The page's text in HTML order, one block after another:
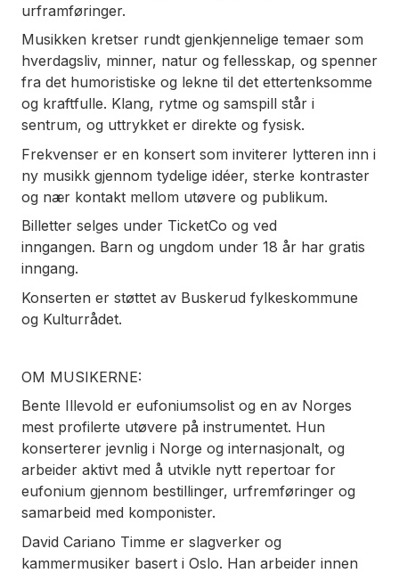
urframføringer.
Musikken kretser rundt gjenkjennelige temaer som
hverdagsliv, minner, natur og fellesskap, og spenner
fra det humoristiske og lekne til det ettertenksomme
og kraftfulle. Klang, rytme og samspill står i
sentrum, og uttrykket er direkte og fysisk.
Frekvenser er en konsert som inviterer lytteren inn i
ny musikk gjennom tydelige idéer, sterke kontraster
og nær kontakt mellom utøvere og publikum.
Billetter selges under TicketCo og ved
inngangen. Barn og ungdom under 18 år har gratis
inngang.
Konserten er støttet av Buskerud fylkeskommune
og Kulturrådet.
OM MUSIKERNE:
Bente Illevold er eufoniumsolist og en av Norges
mest profilerte utøvere på instrumentet. Hun
konserterer jevnlig i Norge og internasjonalt, og
arbeider aktivt med å utvikle nytt repertoar for
eufonium gjennom bestillinger, urfremføringer og
samarbeid med komponister.
David Cariano Timme er slagverker og
kammermusiker basert i Oslo. Han arbeider innen